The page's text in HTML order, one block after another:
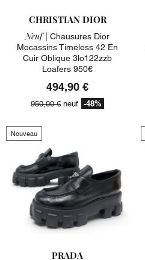
CHRISTIAN DIOR
Neuf | Chausures Dior
Mocassins Timeless 42 En
Cuir Oblique 3lo122zzb
Loafers 950€
494,90 €
950,00 € neuf -48%
Nouveau
PRADA